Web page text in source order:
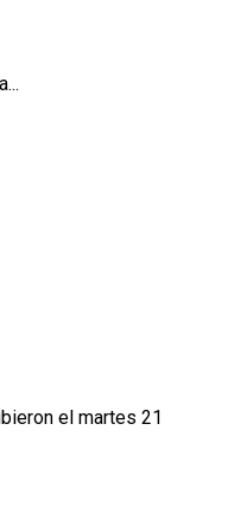
el martes 21